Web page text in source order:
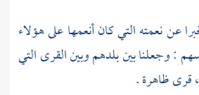
عن نعمته التي كان أنعمها على هؤلاء
: وجعلنا بين بلدهم وبين القرى التي
قرى ظاهرة .